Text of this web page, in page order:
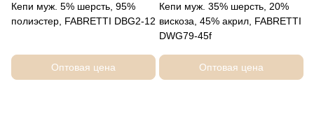
Кепи муж. 5% шерсть, 95%
полиэстер, FABRETTI DBG2-12
Оптовая цена
Кепи муж. 35% шерсть, 20%
вискоза, 45% акрил, FABRETTI
DWG79-45f
Оптовая цена